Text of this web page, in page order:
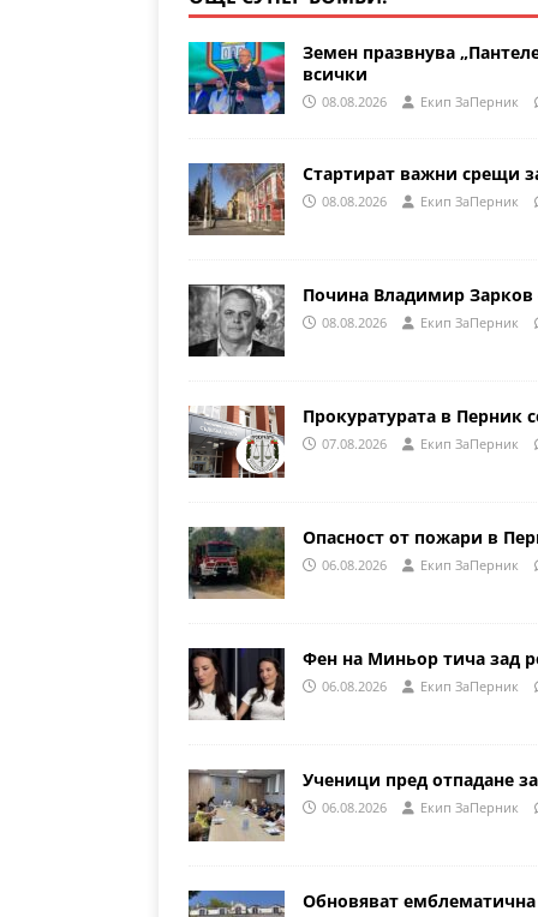
Земен празвнува
всички
08.08.2026 Eкип ЗаПерник
Стартират важни срещи
08.08.2026 Eкип ЗаПерник
Почина Владимир
08.08.2026 Eкип ЗаПерник
Прокуратурата в Перник
07.08.2026 Eкип ЗаПерник
Опасност от пожари в
06.08.2026 Eкип ЗаПерник
Фен на Миньор тича зад
06.08.2026 Eкип ЗаПерник
Ученици пред отпадане
06.08.2026 Eкип ЗаПерник
Обновяват